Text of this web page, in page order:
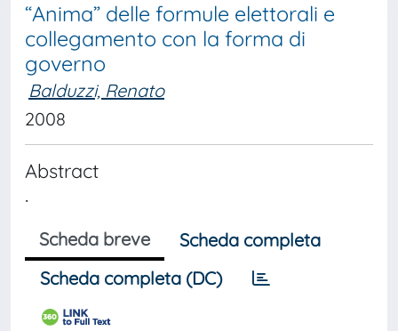
“Anima” delle formule elettorali e
collegamento con la forma di
governo
Balduzzi, Renato
2008
Abstract
.
Scheda breve
Scheda completa
Scheda completa (DC)